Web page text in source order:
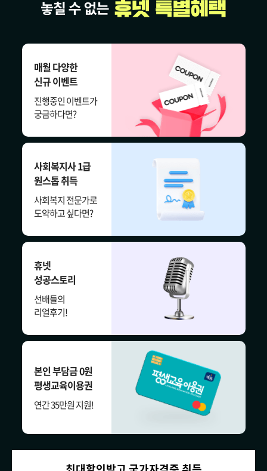
매월 다양한
신규 이벤트
진행중인 이벤트가
궁금하다면?
사회복지사 1급
원스톱 취득
사회복지 전문가로
도약하고 싶다면?
휴넷
성공스토리
선배들의
리얼후기!
본인 부담금 0원
평생교육이용권
연간 35만원 지원!